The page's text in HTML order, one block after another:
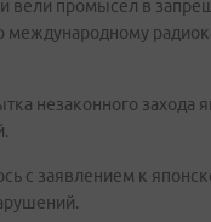
вели промысел в
международному
незаконного захода
с заявлением к